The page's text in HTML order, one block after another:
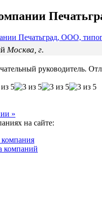
Печатьград, ООО,
Москва, г.
руководитель.
»
на сайте:
компания
компаний